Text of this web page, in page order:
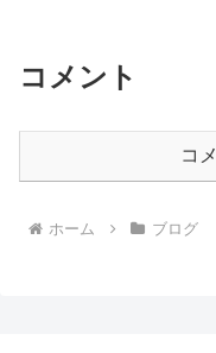
コメント
コ
ホーム ブログ